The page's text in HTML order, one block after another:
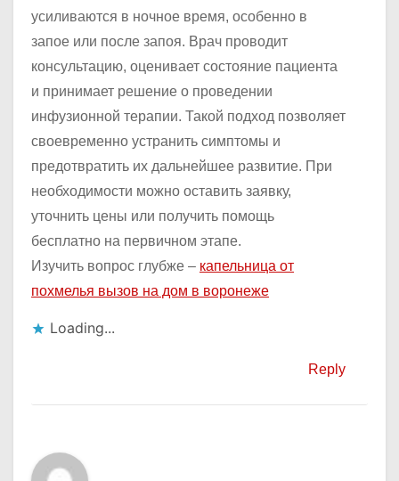
усиливаются в ночное время, особенно в
запое или после запоя. Врач проводит
консультацию, оценивает состояние пациента
и принимает решение о проведении
инфузионной терапии. Такой подход позволяет
своевременно устранить симптомы и
предотвратить их дальнейшее развитие. При
необходимости можно оставить заявку,
уточнить цены или получить помощь
бесплатно на первичном этапе.
Изучить вопрос глубже – капельница от
похмелья вызов на дом в воронеже
Loading...
Reply